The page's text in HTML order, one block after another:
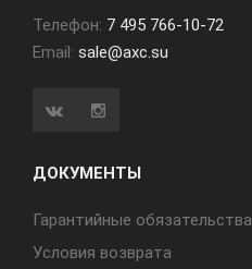
Телефон: 7 495 766-10-72
Email: sale@axc.su
ДОКУМЕНТЫ
Гарантийные обязательства
Условия возврата